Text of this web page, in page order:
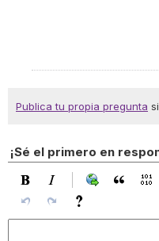
Publica tu propia pregunta
¡Sé el primero en